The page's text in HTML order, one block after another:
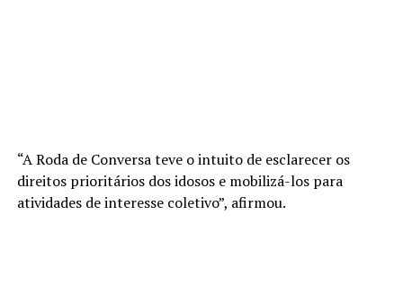
“A Roda de Conversa teve o intuito de esclarecer os
direitos prioritários dos idosos e mobilizá-los para
atividades de interesse coletivo”, afirmou.